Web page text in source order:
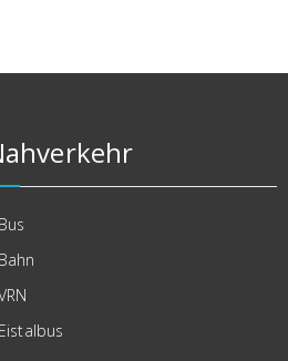
Bus
Bahn
Eistalbus